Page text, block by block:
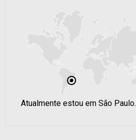
Atualmente estou em São Paulo.